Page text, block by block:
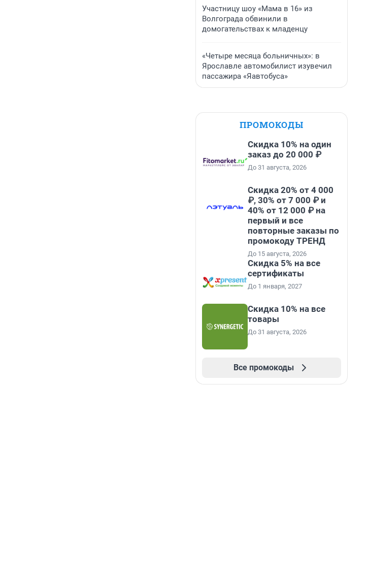
Участницу шоу «Мама в 16» из
Волгограда обвинили в
домогательствах к младенцу
«Четыре месяца больничных»: в
Ярославле автомобилист изувечил
пассажира «Яавтобуса»
ПРОМОКОДЫ
Скидка 10% на один
заказ до 20 000 ₽
До 31 августа, 2026
Скидка 20% от 4 000
₽, 30% от 7 000 ₽ и
40% от 12 000 ₽ на
первый и все
повторные заказы по
промокоду ТРЕНД
До 15 августа, 2026
Скидка 5% на все
сертификаты
До 1 января, 2027
Скидка 10% на все
товары
До 31 августа, 2026
Все промокоды